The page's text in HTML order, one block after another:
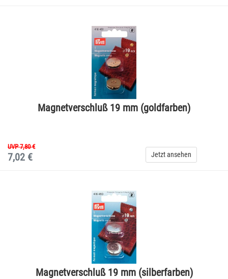
Magnetverschluß 19 mm (goldfarben)
UVP 7,80 €
7,02 € Jetzt ansehen
Magnetverschluß 19 mm (silberfarben)